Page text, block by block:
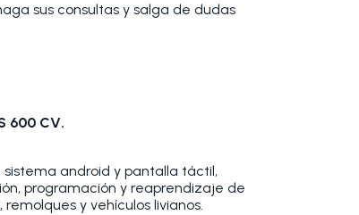
sus consultas y salga de dudas
600 CV.
android y pantalla táctil,
programación y reaprendizaje de
y vehículos livianos.